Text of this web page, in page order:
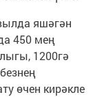
яшәгән
450 мең
1200гә
өчен кирәкле